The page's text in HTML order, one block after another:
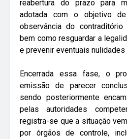
reabertura do prazo para
adotada com o objetivo
observância do
bem como resguardar a
e prevenir eventuais nulidades
Encerrada essa fase, o
emissão de parecer
sendo posteriormente
pelas autoridades
registra-se que a situação
por órgãos de controle,